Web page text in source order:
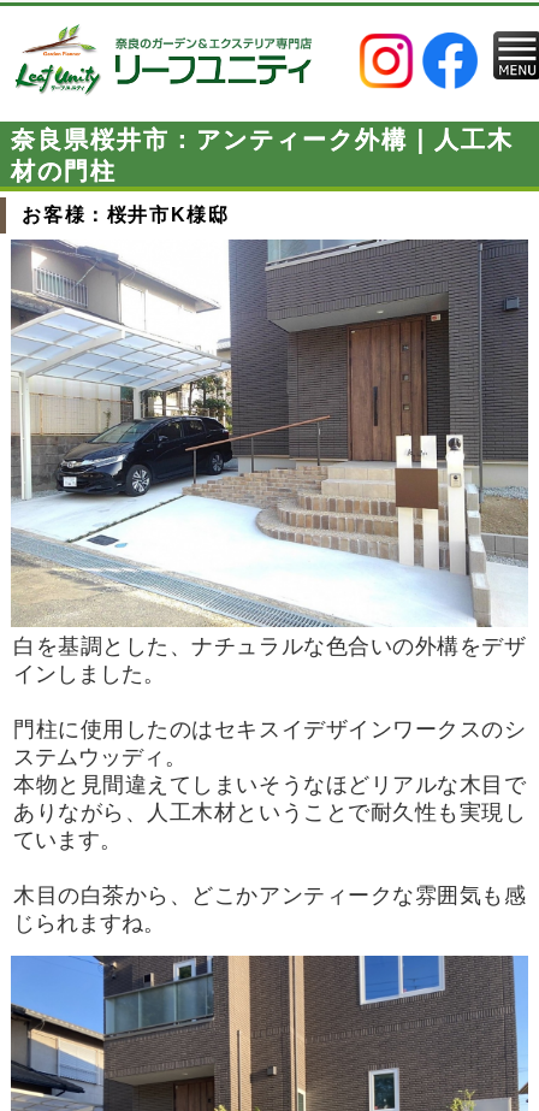
奈良県桜井市：アンティーク外構｜人工木
材の門柱
お客様：桜井市K様邸
白を基調とした、ナチュラルな色合いの外構をデザ
インしました。
門柱に使用したのはセキスイデザインワークスのシ
ステムウッディ。
本物と見間違えてしまいそうなほどリアルな木目で
ありながら、人工木材ということで耐久性も実現し
ています。
木目の白茶から、どこかアンティークな雰囲気も感
じられますね。